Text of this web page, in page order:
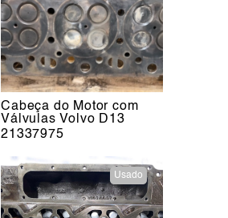
Cabeça do Motor com
Válvulas Volvo D13
21337975
Usado